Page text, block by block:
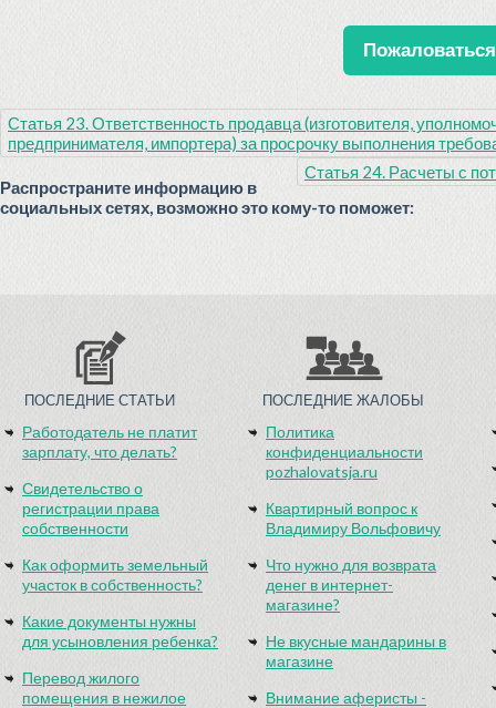
Статья 23. Ответственность продавца (изготовителя,
предпринимателя, импортера) за просрочку выполнения
Статья 24. Расчеты с
Распространите информацию в
социальных сетях, возможно это кому-то поможет:
ПОСЛЕДНИЕ СТАТЬИ
Работодатель не платит
зарплату, что делать?
Свидетельство о
регистрации права
собственности
Как оформить земельный
участок в собственность?
Какие документы нужны
для усыновления ребенка?
Перевод жилого
помещения в нежилое
ПОСЛЕДНИЕ ЖАЛОБЫ
Политика
конфиденциальности
pozhalovatsja.ru
Квартирный вопрос к
Владимиру Вольфовичу
Что нужно для возврата
денег в интернет-
магазине?
Не вкусные мандарины в
магазине
Внимание аферисты -